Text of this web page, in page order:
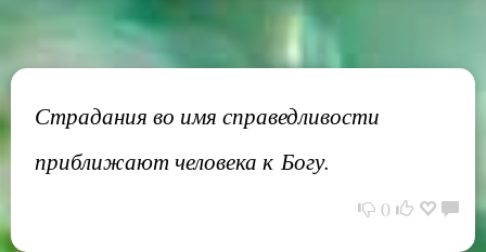
Страдания во имя справедливости
приближают человека к Богу.
0